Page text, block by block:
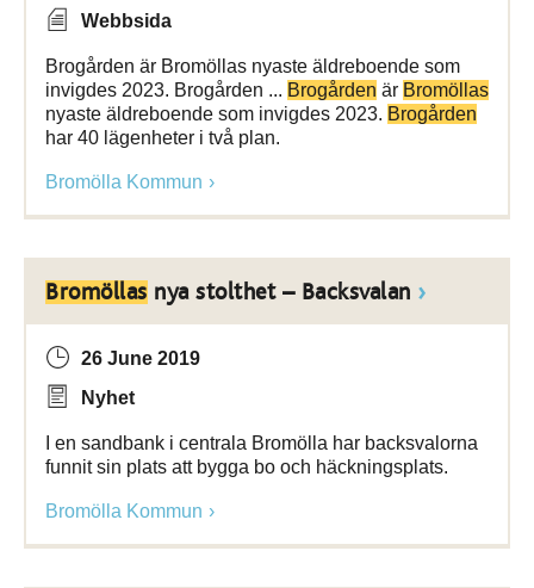
Webbsida
Brogården är Bromöllas nyaste äldreboende som
invigdes 2023. Brogården ... Brogården är Bromöllas
nyaste äldreboende som invigdes 2023. Brogården
har 40 lägenheter i två plan.
Bromölla Kommun
Bromöllas nya stolthet – Backsvalan
26 June 2019
Nyhet
I en sandbank i centrala Bromölla har backsvalorna
funnit sin plats att bygga bo och häckningsplats.
Bromölla Kommun